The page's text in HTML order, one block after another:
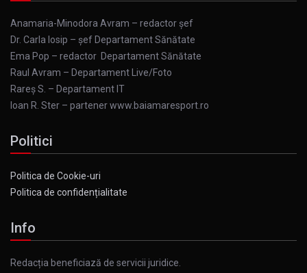
Anamaria-Minodora Avram – redactor șef
Dr. Carla Iosip – șef Departament Sănătate
Ema Pop – redactor Departament Sănătate
Raul Avram – Departament Live/Foto
Rareș S. – Departament IT
Ioan R. Ster – partener www.baiamaresport.ro
Politici
Politica de Cookie-uri
Politica de confidențialitate
Info
Redacția beneficiază de servicii juridice.